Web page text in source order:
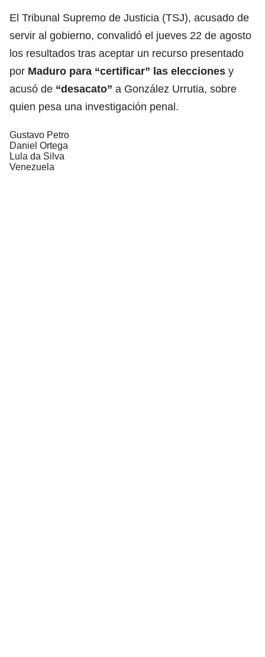
El Tribunal Supremo de Justicia (TSJ), acusado de
servir al gobierno, convalidó el jueves 22 de agosto
los resultados tras aceptar un recurso presentado
por Maduro para “certificar” las elecciones y
acusó de “desacato” a González Urrutia, sobre
quien pesa una investigación penal.
Gustavo Petro
Daniel Ortega
Lula da Silva
Venezuela